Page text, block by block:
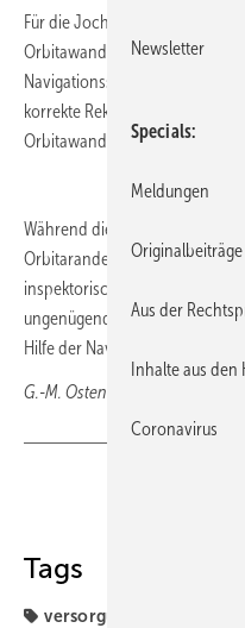
Für die Jochbeinreposition und
Orbitawandfrakturen kann der
Navigationssystems die
korrekte Rekonstruktion des
Orbitawand erheblich
Während die anatomisch
Orbitarandes und des
inspektorisch problemlos ist,
ungenügenden Reposition
Hilfe der Navigation deutlich
G.-M. Ostendorf, Wiesbaden
Tags
versorgung
Newsletter
Specials
Meldungen
Originalbeiträge
Aus der
Inhalte aus
Coronavirus